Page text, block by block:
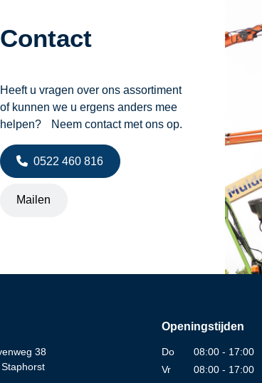
Contact
Heeft u vragen over ons assortiment
of kunnen we u ergens anders mee
helpen? Neem contact met ons op.
0522 460 816
Mailen
38
Openingstijden
Do
08:00 - 17:00
Vr
08:00 - 17:00